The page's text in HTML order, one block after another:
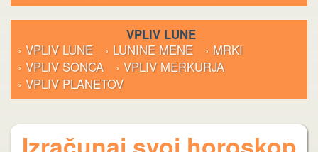
VPLIV LUNE
› VPLIV LUNE
› LUNINE MENE
› MRKI
› VPLIV SONCA
› VPLIV MERKURJA
› VPLIV PLANETOV